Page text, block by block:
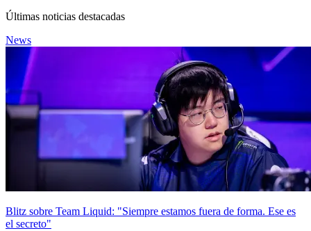
Últimas noticias destacadas
News
Blitz sobre Team Liquid: "Siempre estamos fuera de forma. Ese es
el secreto"